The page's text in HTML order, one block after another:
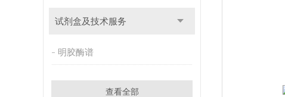
试剂盒及技术服务
明胶酶谱
查看全部